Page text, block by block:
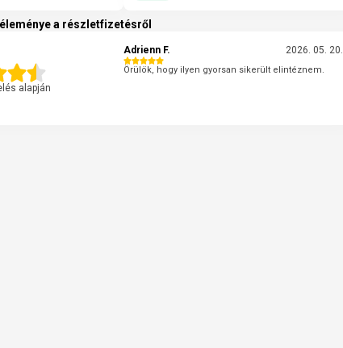
a részletfizetésről
alapján
Adrienn F. 2026. 05. 20.
Örülök, hogy ilyen gyorsan sikerült elintéznem.